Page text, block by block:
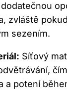
zvláště
sezením.
Síťový
a potení